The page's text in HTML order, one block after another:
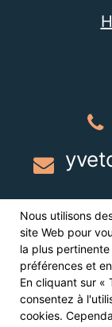
Nous utilisons
site Web pour
la plus
préférences et
En cliquant sur «
consentez à
cookies.